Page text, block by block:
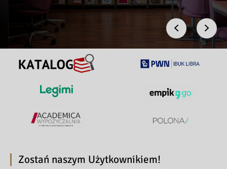
Previous Next
Zostań naszym Użytkownikiem!